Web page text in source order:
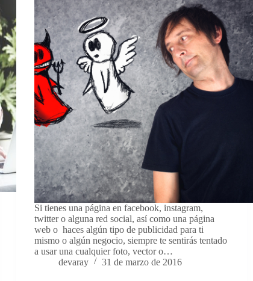
Si tienes una página en facebook, instagram,
twitter o alguna red social, así como una página
web o haces algún tipo de publicidad para ti
mismo o algún negocio, siempre te sentirás tentado
a usar una cualquier foto, vector o…
devaray
31 de marzo de 2016